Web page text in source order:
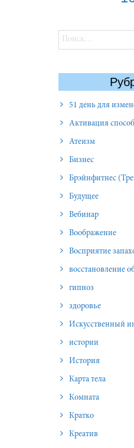
Найти:
51 день для
Активация
Атеизм
Бизнес
Брэйнфитнес
Будущее
Вебинар
Воображение
Восприятие
восстановление
гипноз
здоровье
Искусственный
истории
История
Карта тела
Комната
Кратко
Креатив